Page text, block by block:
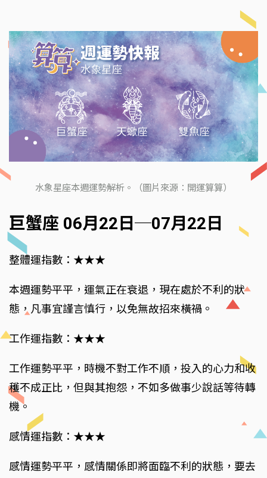
水象星座本週運勢解析。（圖片來源：開運算算）
巨蟹座 06月22日─07月22日
整體運指數：★★★
本週運勢平平，運氣正在衰退，現在處於不利的狀
態，凡事宜謹言慎行，以免無故招來橫禍。
工作運指數：★★★
工作運勢平平，時機不對工作不順，投入的心力和收
穫不成正比，但與其抱怨，不如多做事少說話等待轉
機。
感情運指數：★★★
感情運勢平平，感情關係即將面臨不利的狀態，要去